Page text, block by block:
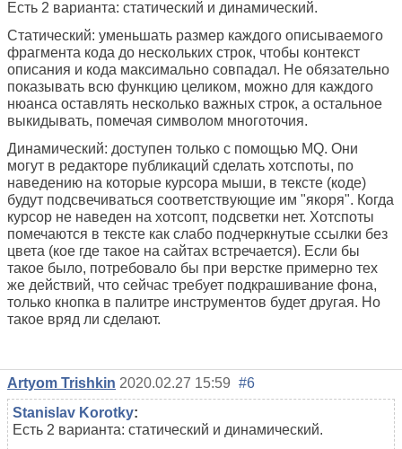
Есть 2 варианта: статический и динамический.
Статический: уменьшать размер каждого описываемого
фрагмента кода до нескольких строк, чтобы контекст
описания и кода максимально совпадал. Не обязательно
показывать всю функцию целиком, можно для каждого
нюанса оставлять несколько важных строк, а остальное
выкидывать, помечая символом многоточия.
Динамический: доступен только с помощью MQ. Они
могут в редакторе публикаций сделать хотспоты, по
наведению на которые курсора мыши, в тексте (коде)
будут подсвечиваться соответствующие им "якоря". Когда
курсор не наведен на хотсопт, подсветки нет. Хотспоты
помечаются в тексте как слабо подчеркнутые ссылки без
цвета (кое где такое на сайтах встречается). Если бы
такое было, потребовало бы при верстке примерно тех
же действий, что сейчас требует подкрашивание фона,
только кнопка в палитре инструментов будет другая. Но
такое вряд ли сделают.
Artyom Trishkin 2020.02.27 15:59 #6
Stanislav Korotky:
Есть 2 варианта: статический и динамический.